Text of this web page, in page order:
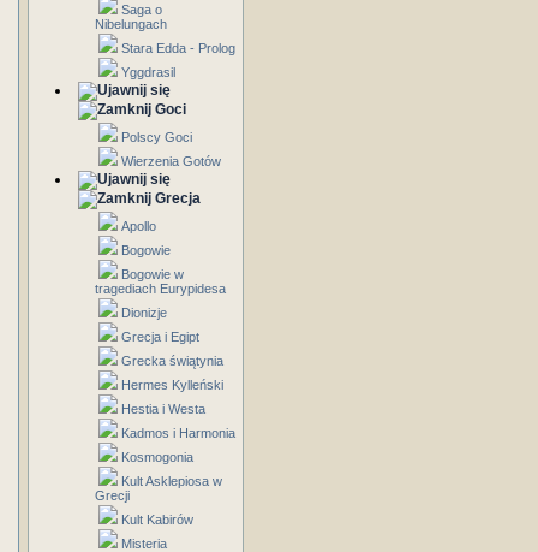
Saga o
Nibelungach
Stara Edda - Prolog
Yggdrasil
Goci
Polscy Goci
Wierzenia Gotów
Grecja
Apollo
Bogowie
Bogowie w
tragediach Eurypidesa
Dionizje
Grecja i Egipt
Grecka świątynia
Hermes Kylleński
Hestia i Westa
Kadmos i Harmonia
Kosmogonia
Kult Asklepiosa w
Grecji
Kult Kabirów
Misteria